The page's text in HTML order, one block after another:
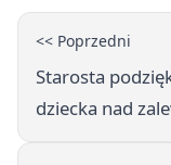
<< Poprzedni
Starosta
dziecka nad